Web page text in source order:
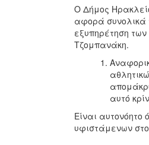
Ο Δήμος
αφορά συνολικά
εξυπηρέτηση
Τζομπανάκη.
αυτό
Είναι
υφιστάμενων